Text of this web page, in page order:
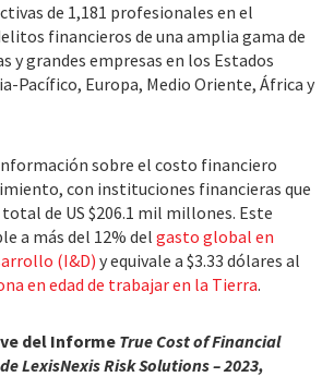
de 1,181 profesionales en el
financieros de una amplia gama de
y grandes empresas en los Estados
Pacífico, Europa, Medio Oriente, África y
sobre el costo financiero
con instituciones financieras que
de US $206.1 mil millones. Este
a más del 12% del gasto global en
(I&D) y equivale a $3.33 dólares al
en edad de trabajar en la Tierra.
del Informe True Cost of Financial
de LexisNexis Risk Solutions – 2023,